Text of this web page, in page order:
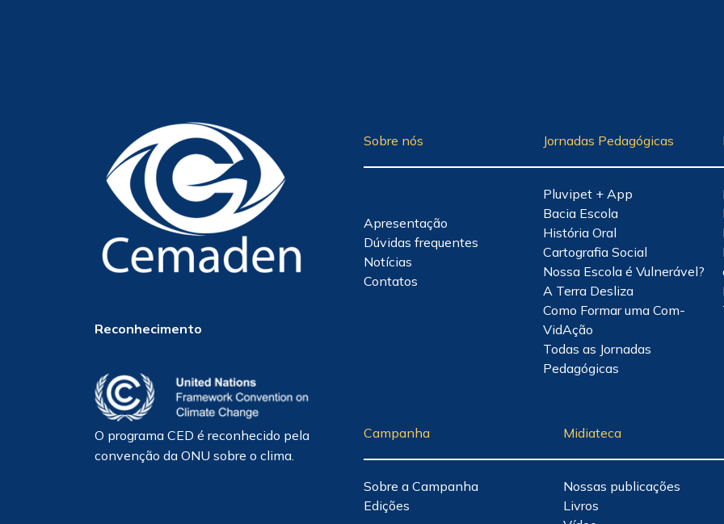
Reconhecimento
O programa CED é reconhecido pela
convenção da ONU sobre o clima.
Sobre nós
Apresentação
Dúvidas frequentes
Notícias
Contatos
Jornadas Pedagógicas
Pluvipet + App
Bacia Escola
História Oral
Cartografia Social
Nossa Escola é Vulnerável?
A Terra Desliza
Como Formar uma Com-
VidAção
Todas as Jornadas
Pedagógicas
Campanha
Sobre a Campanha
Edições
Midiateca
Nossas publicações
Livros